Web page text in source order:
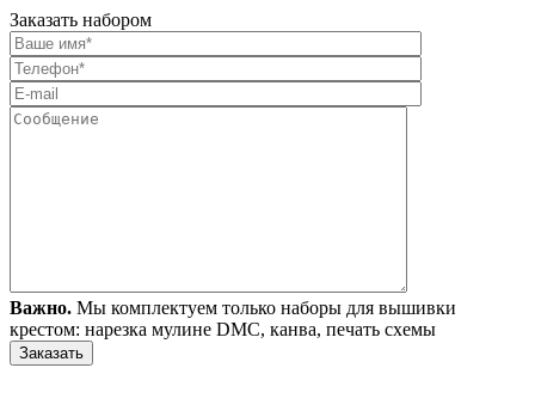
Заказать набором
Важно. Мы комплектуем только наборы для вышивки
крестом: нарезка мулине DMC, канва, печать схемы